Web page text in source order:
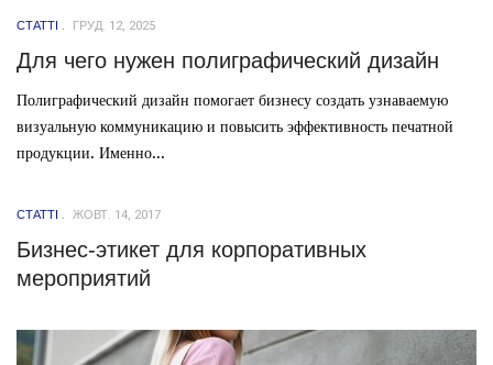
СТАТТІ ГРУД. 12, 2025
Для чего нужен полиграфический дизайн
Полиграфический дизайн помогает бизнесу создать узнаваемую
визуальную коммуникацию и повысить эффективность печатной
продукции. Именно...
СТАТТІ ЖОВТ. 14, 2017
Бизнес-этикет для корпоративных
мероприятий